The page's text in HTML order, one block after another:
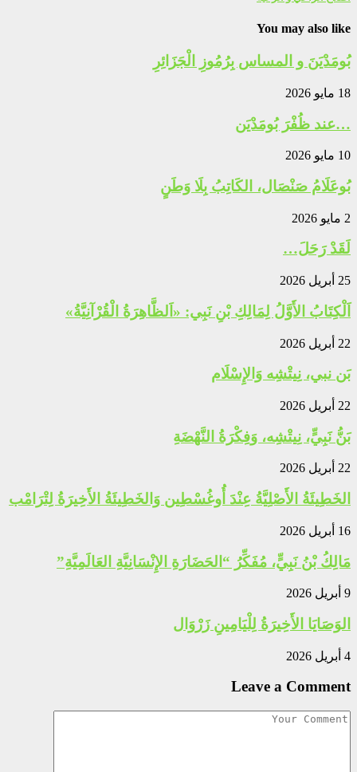
You may also like
بُومَدْيَنَ و المساس بِرُمُوزِ الْجَزَائِرِ
18 مايو 2026
…عند ظُفْرَ بُومَدْيَن
10 مايو 2026
بُوعَلَامُ صَنْصَال، الكَاتِبُ بِلَا وَطَنٍ
2 مايو 2026
لَقَدْ رَحَلَ…
25 أبريل 2026
اَلْكِتَابُ الأَوَّلُ لِمَالِكِ بْنِ نَبِي: «اَلظَّاهِرَةُ الْقُرْآنِيَّةُ»
22 أبريل 2026
بَن نبي، نِيتْشِه وَالإِسْلَام
22 أبريل 2026
بَنُّ نَبِيٍّ، نِيتْشِه، وَفِكْرَةُ النَّهْضَةِ
22 أبريل 2026
الخَطِيئَةُ الأَصْلِيَّةُ عِنْدَ أُوغُسْطِين وَالخَطِيئَةُ الأَخِيرَةُ لِتْرَامْب
16 أبريل 2026
مَالِكُ بْنُ نَبِيٍّ، مُفَكِّرُ “الحَضَارَةِ الإِنْسَانِيَّةِ العَالَمِيَّةِ”
9 أبريل 2026
الوَصَايَا الأَخِيرَةُ لِلْيَامِينِ زَرْوَال
4 أبريل 2026
Leave a Comment